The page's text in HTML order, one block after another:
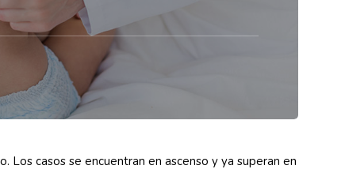
Los casos se encuentran en ascenso y ya superan en